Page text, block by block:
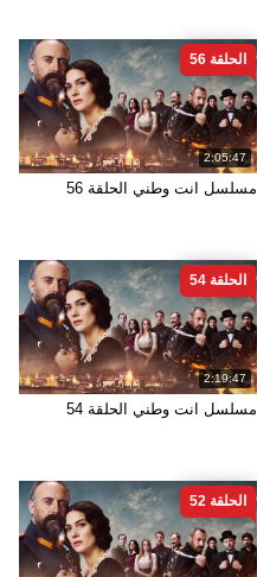
2:05:47
الحلقة 56
مسلسل انت وطني الحلقة 56
2:19:47
الحلقة 54
مسلسل انت وطني الحلقة 54
الحلقة 52